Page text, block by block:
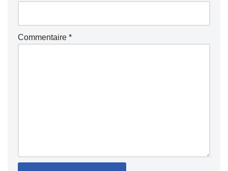
Commentaire *